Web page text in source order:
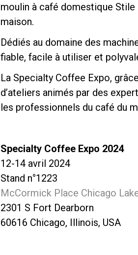
moulin à café domestique Stile
maison.
Dédiés au domaine des
fiable, facile à utiliser et
La Specialty Coffee Expo,
d’ateliers animés par des
les professionnels du café du
Specialty Coffee Expo 2024
12-14 avril 2024
Stand n°1223
McCormick Place Chicago
2301 S Fort Dearborn
60616 Chicago, Illinois, USA